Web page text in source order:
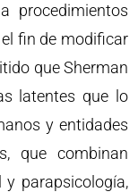
procedimientos
fin de modificar
que Sherman
latentes que lo
y entidades
que combinan
y parapsicología,